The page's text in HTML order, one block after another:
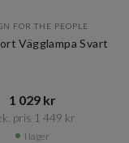
FOR THE PEOPLE
Vägglampa Svart
1 029 kr​​
pris 1 449 kr​​
I lager